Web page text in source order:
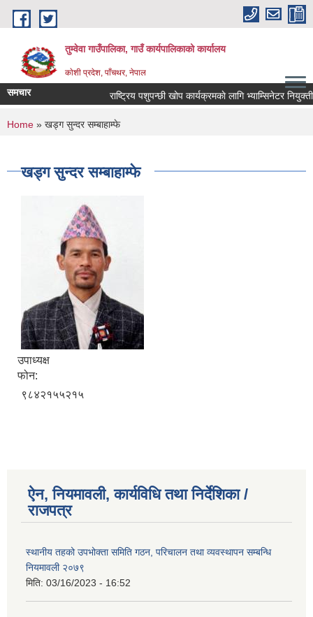
Skip to main content
तुम्वेवा गाउँपालिका, गाउँ कार्यपालिकाको कार्यालय
काेशी प्रदेश, पाँचथर, नेपाल
समचार राष्ट्रिय पशुपन्छी खोप कार्यक्रमकाे लागि भ्याम्सिनेटर
You are here
Home » खड्ग सुन्दर सम्बाहाम्फे
खड्ग सुन्दर सम्बाहाम्फे
उपाध्यक्ष
फोन:
९८४२१५५२१५
ऐन, नियमावली, कार्यविधि तथा निर्देशिका /
राजपत्र
स्थानीय तहको उपभोक्ता समिति गठन, परिचालन तथा व्यवस्थापन सम्बन्धि
नियमावली २०७९
मिति: 03/16/2023 - 16:52